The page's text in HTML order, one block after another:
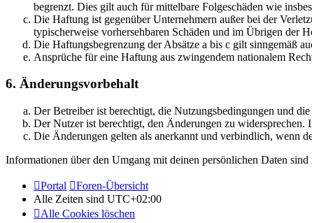
begrenzt. Dies gilt auch für mittelbare Folgeschäden wie
Die Haftung ist gegenüber Unternehmern außer bei der
typischerweise vorhersehbaren Schäden und im Übrigen der
Die Haftungsbegrenzung der Absätze a bis c gilt sinngemäß
Ansprüche für eine Haftung aus zwingendem nationalem
6. Änderungsvorbehalt
Der Betreiber ist berechtigt, die Nutzungsbedingungen und
Der Nutzer ist berechtigt, den Änderungen zu widersprechen.
Die Änderungen gelten als anerkannt und verbindlich, wenn
Informationen über den Umgang mit deinen persönlichen Daten
Portal
Foren-Übersicht
Alle Zeiten sind UTC+02:00
Alle Cookies löschen